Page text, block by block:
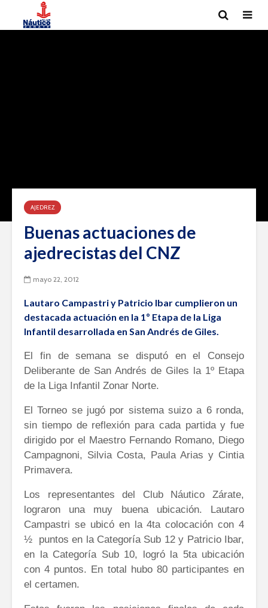
AJEDREZ
Buenas actuaciones de
ajedrecistas del CNZ
mayo 22, 2012
Lautaro Campastri y Patricio Ibar cumplieron un
destacada actuación en la 1º Etapa de la Liga
Infantil desarrollada en San Andrés de Giles.
El fin de semana se disputó en el Consejo
Deliberante de San Andrés de Giles la 1º Etapa
de la Liga Infantil Zonar Norte.
El Torneo se jugó por sistema suizo a 6 ronda,
sin tiempo de reflexión para cada partida y fue
dirigido por el Maestro Fernando Romano, Diego
Campagnoni, Silvia Costa, Paula Arias y Cintia
Primavera.
Los representantes del Club Náutico Zárate,
lograron una muy buena ubicación. Lautaro
Campastri se ubicó en la 4ta colocación con 4
½ puntos en la Categoría Sub 12 y Patricio Ibar,
en la Categoría Sub 10, logró la 5ta ubicación
con 4 puntos. En total hubo 80 participantes en
el certamen.